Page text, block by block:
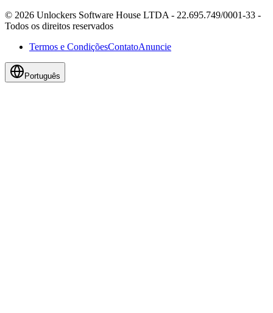
© 2026 Unlockers Software House LTDA - 22.695.749/0001-33 -
Todos os direitos reservados
Termos e CondiçõesContatoAnuncie
Português